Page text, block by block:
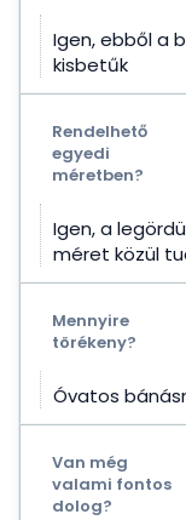
Igen, ebből a
kisbetűk
Rendelhető
egyedi
méretben?
Igen, a
méret közül
Mennyire
törékeny?
Óvatos
Van még
valami fontos
dolog?